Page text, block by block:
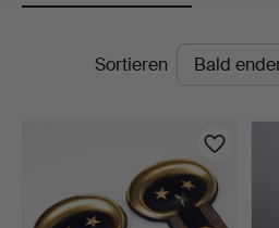
LaufendeSortieren